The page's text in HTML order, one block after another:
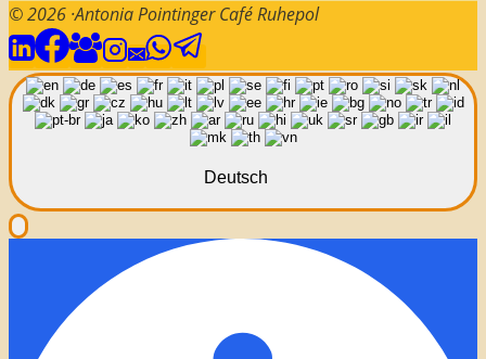
© 2026 ·Antonia Pointinger Café Ruhepol
Deutsch